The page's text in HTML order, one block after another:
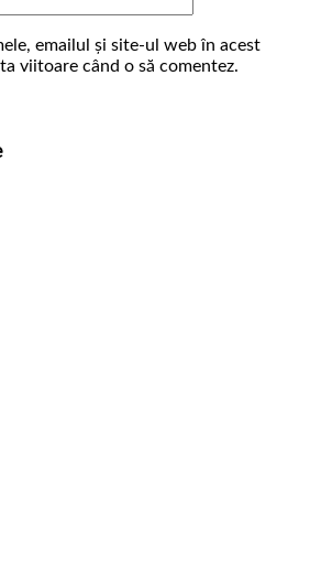
emailul și site-ul web în acest
viitoare când o să comentez.